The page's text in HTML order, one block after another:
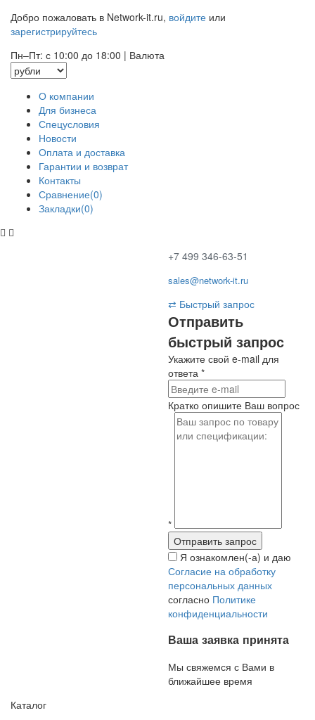
Добро пожаловать в Network-it.ru, войдите или
зарегистрируйтесь
Пн–Пт: с 10:00 до 18:00 | Валюта
О компании
Для бизнеса
Спецусловия
Новости
Оплата и доставка
Гарантии и возврат
Контакты
Сравнение(0)
Закладки(0)
+7 499 346-63-51
sales@network-it.ru
⇄ Быстрый запрос
Отправить
быстрый запрос
Укажите свой e-mail для
ответа *
Кратко опишите Ваш вопрос
*
Я ознакомлен(-а) и даю
Согласие на обработку
персональных данных
согласно Политике
конфиденциальности
Ваша заявка принята
Мы свяжемся с Вами в
ближайшее время
Каталог